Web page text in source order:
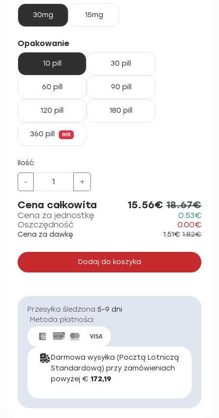
30mg 15mg
Opakowanie
10 pill 30 pill
60 pill 90 pill
120 pill 180 pill
360 pill Hit
Ilość:
- +
Cena całkowita 15.56€ 18.67€
Cena za jednostkę
0.53€
Oszczędność
0.00€
Cena za dawkę 1.51€ 1.82€
Dodaj do koszyka
Przesyłka śledzona:5-9 dni
Metoda płatności:
Darmowa wysyłka (Pocztą Lotniczą
Standardową) przy zamówieniach
powyżej € 172,19